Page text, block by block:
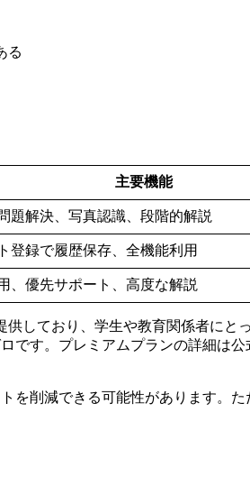
る
主要機能
題解決、写真認識、段階的解説
登録で履歴保存、全機能利用
、優先サポート、高度な解説
供しており、学生や教育関係者に
です。プレミアムプランの詳細は
を削減できる可能性があります。